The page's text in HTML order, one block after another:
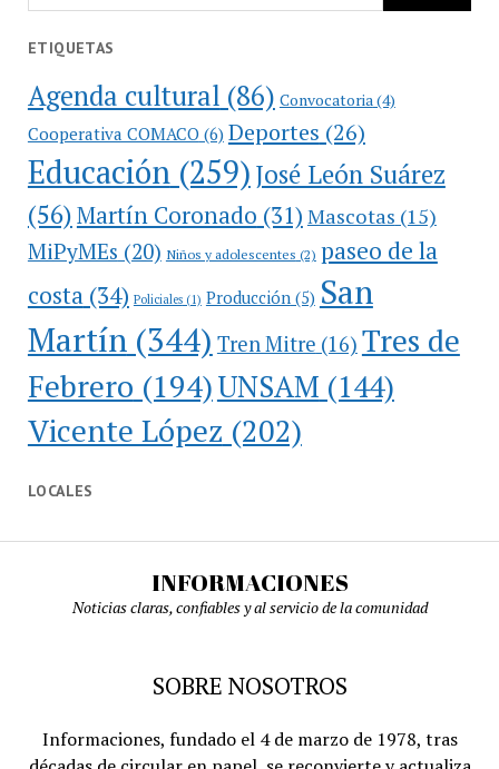
ETIQUETAS
Agenda cultural (86) Convocatoria (4)
Cooperativa COMACO(6) Deportes (26)
Educación(259)José León Suárez
(56)Martín Coronado (31) Mascotas (15)
MiPyMEs (20) Niños y adolescentes (2) paseo de la
costa(34) Policiales(1) Producción(5) San
Martín(344) Tren Mitre (16) Tres de
Febrero (194)UNSAM (144)
Vicente López (202)
LOCALES
INFORMACIONES
Noticias claras, confiables y al servicio de la comunidad
SOBRE NOSOTROS
Informaciones, fundado el 4 de marzo de 1978, tras